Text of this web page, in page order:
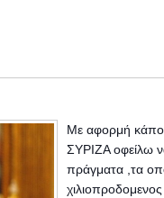
Με αφορμή
ΣΥΡΙΖΑ οφείλω
πράγματα ,τα